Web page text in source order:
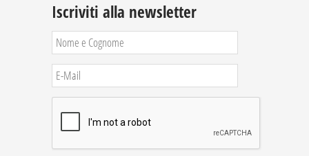
Iscriviti alla newsletter